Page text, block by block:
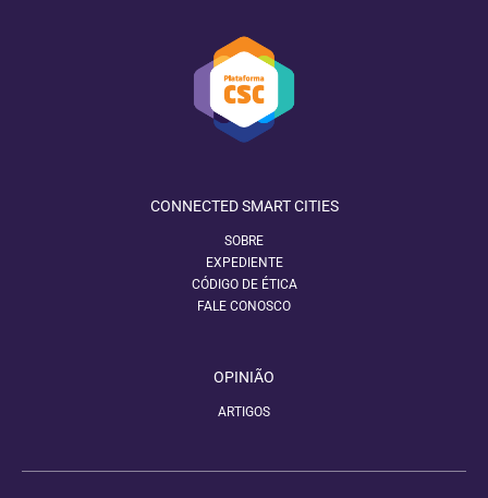
CONNECTED SMART CITIES
SOBRE
EXPEDIENTE
CÓDIGO DE ÉTICA
FALE CONOSCO
OPINIÃO
ARTIGOS